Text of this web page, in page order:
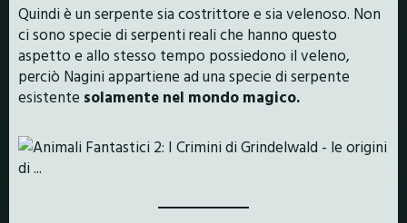
Quindi è un serpente sia costrittore e sia velenoso. Non
ci sono specie di serpenti reali che hanno questo
aspetto e allo stesso tempo possiedono il veleno,
perciò Nagini appartiene ad una specie di serpente
esistente solamente nel mondo magico.